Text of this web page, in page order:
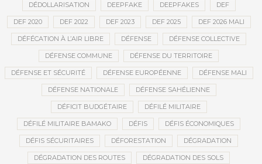
DÉDOLLARISATION DEEPFAKE DEEPFAKES DEF
DEF 2020 DEF 2022 DEF 2023 DEF 2025 DEF 2026 MALI
DÉFÉCATION À L’AIR LIBRE DÉFENSE DÉFENSE COLLECTIVE
DÉFENSE COMMUNE DÉFENSE DU TERRITOIRE
DÉFENSE ET SÉCURITÉ DÉFENSE EUROPÉENNE DÉFENSE MALI
DÉFENSE NATIONALE DÉFENSE SAHÉLIENNE
DÉFICIT BUDGÉTAIRE DÉFILÉ MILITAIRE
DÉFILÉ MILITAIRE BAMAKO DÉFIS DÉFIS ÉCONOMIQUES
DÉFIS SÉCURITAIRES DÉFORESTATION DÉGRADATION
DÉGRADATION DES ROUTES DÉGRADATION DES SOLS